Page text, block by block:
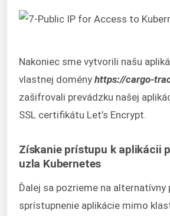
Nakoniec sme vytvorili našu
vlastnej domény https://cargo-
zašifrovali prevádzku našej
SSL certifikátu Let’s Encrypt.
Získanie prístupu k aplikácii
uzla Kubernetes
Ďalej sa pozrieme na
sprístupnenie aplikácie mimo